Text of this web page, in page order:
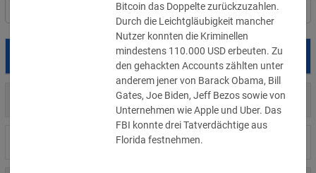
Länderauswahl
Betroffene Land
Meta
Brown Health Medical Group-MA
Bitcoin das Doppelte zurückzuzahlen.
Durch die Leichtgläubigkeit mancher
Nutzer konnten die Kriminellen
mindestens 110.000 USD erbeuten. Zu
den gehackten Accounts zählten unter
anderem jener von Barack Obama, Bill
Gates, Joe Biden, Jeff Bezos sowie von
Unternehmen wie Apple und Uber. Das
FBI konnte drei Tatverdächtige aus
Florida festnehmen.